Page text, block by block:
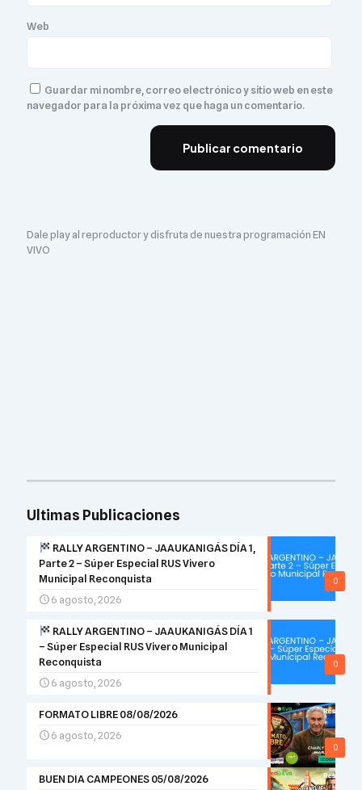
Web
Guardar mi nombre, correo electrónico y sitio web en este
navegador para la próxima vez que haga un comentario.
Dale play al reproductor y disfruta de nuestra programación EN
VIVO
Ultimas Publicaciones
0
RALLY ARGENTINO – JAAUKANIGÁS DÍA 1,
Parte 2 – Súper Especial RUS Vivero
Municipal Reconquista
6 agosto, 2026
0
RALLY ARGENTINO – JAAUKANIGÁS DÍA 1
– Súper Especial RUS Vivero Municipal
Reconquista
6 agosto, 2026
0
FORMATO LIBRE 08/08/2026
6 agosto, 2026
BUEN DIA CAMPEONES 05/08/2026